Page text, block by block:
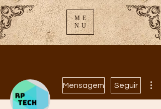
ME
NU
Mensagem Seguir